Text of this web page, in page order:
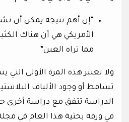
“إن أهم نتيجة يمكن أن
الأمريكي هي أن هناك
مما تراه العين”
ولا تعتبر هذه المرة الأولى
تساقط أو وجود الألياف
الدراسة تتفق مع دراسة أخرى
في ورقة بحثية هذا العام في